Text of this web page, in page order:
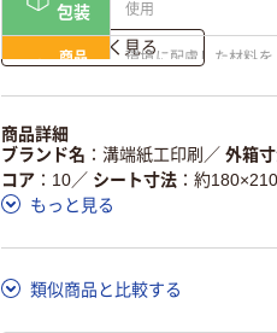
包装
使用
商品
環境に配慮した材料を
仕組
ある
この商品の環境配慮ポイントです。
ア詳細／加点項目
詳しく見る
商品詳細
ブランド名
溝端紙工印刷 ／ 外箱
コア
10／ シート寸法 約
もっと見る
類似商品と比較する